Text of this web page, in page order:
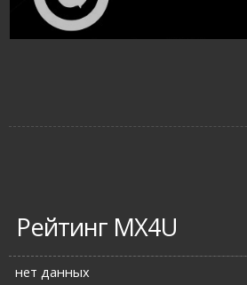
Рейтинг MX4U
нет данных